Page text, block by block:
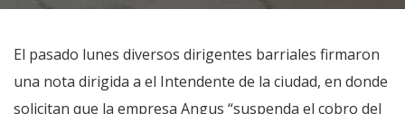
El pasado lunes diversos dirigentes barriales firmaron
una nota dirigida a el Intendente de la ciudad, en donde
solicitan que la empresa Angus “suspenda el cobro del